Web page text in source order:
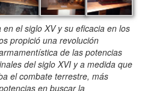
el siglo XV y su eficacia en los
propició una revolución
de las potencias
del siglo XVI y a medida que
el combate terrestre, más
en buscar la